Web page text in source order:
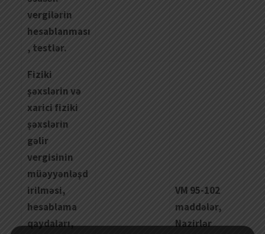
vergilərin
hesablanması
, testlər.
Fiziki
şəxslərinvə
xarici fiziki
şəxslərin
gəlir
vergisinin
müəyyənləşd
irilməsi,
hesablama
qaydaları,
VM 95-102
maddələr,
Nazirlər